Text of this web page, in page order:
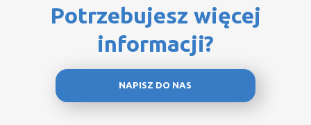
Potrzebujesz więcej
informacji?
NAPISZ DO NAS